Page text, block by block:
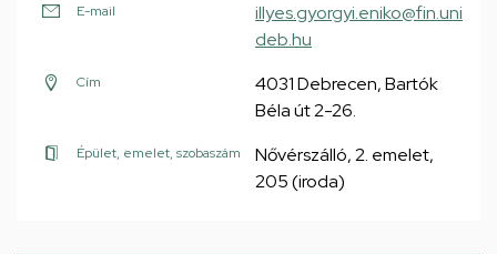
E-mail
illyes.gyorgyi.eniko@fin.uni
deb.hu
Cím
4031 Debrecen, Bartók
Béla út 2-26.
Épület, emelet, szobaszám
Nővérszálló, 2. emelet,
205 (iroda)